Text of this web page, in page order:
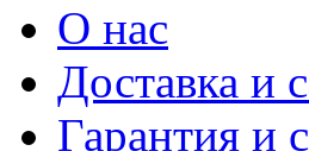
О нас
Доставка и
Гарантия и